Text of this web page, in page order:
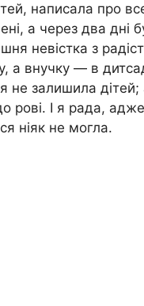
написала про
а через два дні
невістка з
а внучку — в
залишила дітей;
рові. І я рада,
ніяк не могла.